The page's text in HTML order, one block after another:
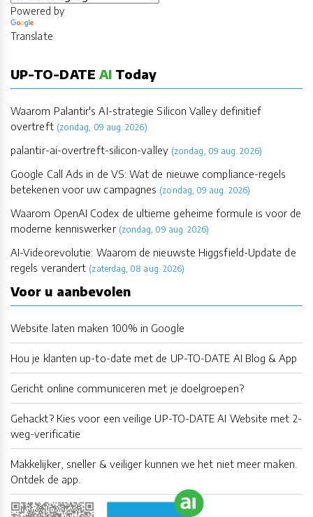
Powered by
Translate
UP-TO-DATE AI Today
Waarom Palantir's AI-strategie Silicon Valley definitief
overtreft (zondag, 09 aug. 2026)
palantir-ai-overtreft-silicon-valley (zondag, 09 aug. 2026)
Google Call Ads in de VS: Wat de nieuwe compliance-regels
betekenen voor uw campagnes (zondag, 09 aug. 2026)
Waarom OpenAI Codex de ultieme geheime formule is voor de
moderne kenniswerker (zondag, 09 aug. 2026)
AI-Videorevolutie: Waarom de nieuwste Higgsfield-Update de
regels verandert (zaterdag, 08 aug. 2026)
Voor u aanbevolen
Website laten maken 100% in Google
Hou je klanten up-to-date met de UP-TO-DATE AI Blog & App
Gericht online communiceren met je doelgroepen?
Gehackt? Kies voor een veilige UP-TO-DATE AI Website met 2-
weg-verificatie
Makkelijker, sneller & veiliger kunnen we het niet meer maken.
Ontdek de app.